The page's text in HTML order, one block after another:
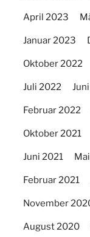
April 2023
Januar 2023
Oktober 2022
Juli 2022
Februar 2022
Oktober 2021
Juni 2021
Februar 2021
November
August 2020